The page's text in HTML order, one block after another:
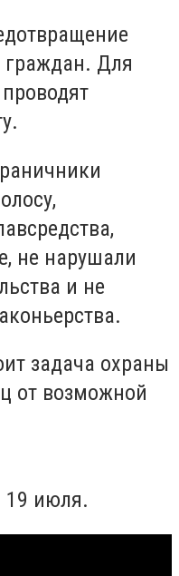
граждан. Для
не нарушали
и не
задача охраны
от возможной
19 июля.